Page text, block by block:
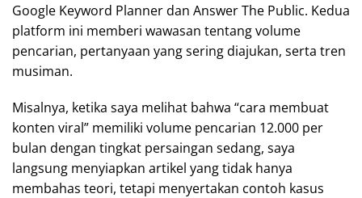
Google Keyword Planner dan Answer The Public. Kedua
platform ini memberi wawasan tentang volume
pencarian, pertanyaan yang sering diajukan, serta tren
musiman.
Misalnya, ketika saya melihat bahwa “cara membuat
konten viral” memiliki volume pencarian 12.000 per
bulan dengan tingkat persaingan sedang, saya
langsung menyiapkan artikel yang tidak hanya
membahas teori, tetapi menyertakan contoh kasus